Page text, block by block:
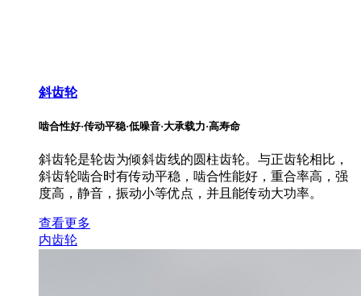
斜齿轮
啮合性好·传动平稳·低噪音·大承载力·高寿命
斜齿轮是轮齿为倾斜齿线的圆柱齿轮。与正齿轮相比，
斜齿轮啮合时有传动平稳，啮合性能好，重合率高，强
度高，静音，振动小等优点，并且能传动大功率。
查看更多
内齿轮